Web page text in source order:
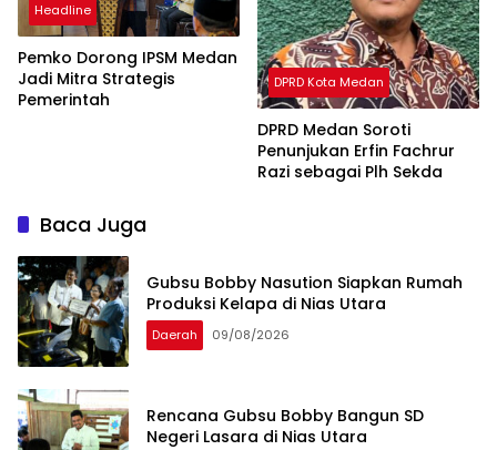
Headline
Pemko Dorong IPSM Medan
Jadi Mitra Strategis
Pemerintah
DPRD Kota Medan
DPRD Medan Soroti
Penunjukan Erfin Fachrur
Razi sebagai Plh Sekda
Baca Juga
Gubsu Bobby Nasution Siapkan Rumah
Produksi Kelapa di Nias Utara
Daerah 09/08/2026
Rencana Gubsu Bobby Bangun SD
Negeri Lasara di Nias Utara